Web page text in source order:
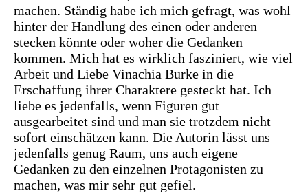
machen. Ständig habe ich mich gefragt, was wohl
hinter der Handlung des einen oder anderen
stecken könnte oder woher die Gedanken
kommen. Mich hat es wirklich fasziniert, wie viel
Arbeit und Liebe Vinachia Burke in die
Erschaffung ihrer Charaktere gesteckt hat. Ich
liebe es jedenfalls, wenn Figuren gut
ausgearbeitet sind und man sie trotzdem nicht
sofort einschätzen kann. Die Autorin lässt uns
jedenfalls genug Raum, uns auch eigene
Gedanken zu den einzelnen Protagonisten zu
machen, was mir sehr gut gefiel.